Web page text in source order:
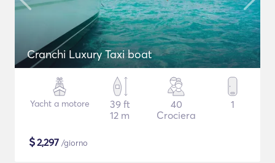
Cranchi Luxury Taxi boat
Yacht a motore
39 ft
12 m
40
Crociera
1
$2,297 /giorno